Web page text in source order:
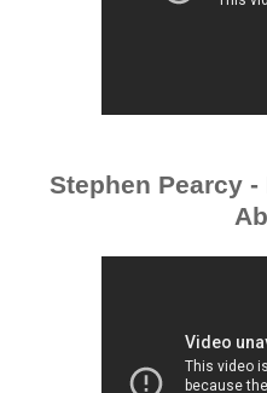
Stephen Pearcy -